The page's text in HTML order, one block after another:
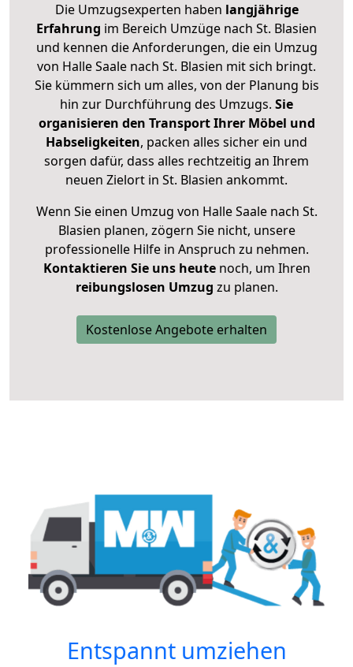
Die Umzugsexperten haben langjährige
Erfahrung im Bereich Umzüge nach St. Blasien
und kennen die Anforderungen, die ein Umzug
von Halle Saale nach St. Blasien mit sich bringt.
Sie kümmern sich um alles, von der Planung bis
hin zur Durchführung des Umzugs. Sie
organisieren den Transport Ihrer Möbel und
Habseligkeiten, packen alles sicher ein und
sorgen dafür, dass alles rechtzeitig an Ihrem
neuen Zielort in St. Blasien ankommt.
Wenn Sie einen Umzug von Halle Saale nach St.
Blasien planen, zögern Sie nicht, unsere
professionelle Hilfe in Anspruch zu nehmen.
Kontaktieren Sie uns heutenoch, um Ihren
reibungslosen Umzug zu planen.
Kostenlose Angebote erhalten
Entspannt umziehen